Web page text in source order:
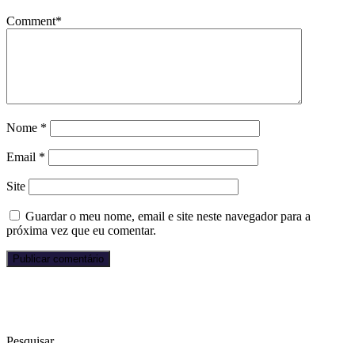
Comment*
Nome *
Email *
Site
Guardar o meu nome, email e site neste navegador para a
próxima vez que eu comentar.